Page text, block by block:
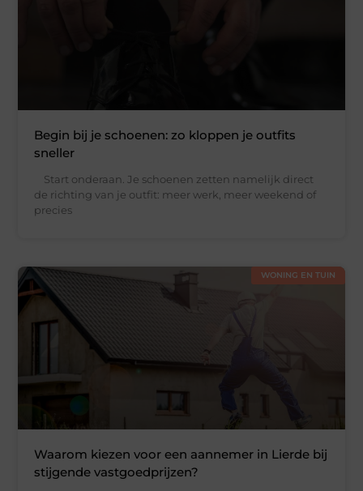
Begin bij je schoenen: zo kloppen je outfits
sneller
Start onderaan. Je schoenen zetten namelijk direct
de richting van je outfit: meer werk, meer weekend of
precies
WONING EN TUIN
Waarom kiezen voor een aannemer in Lierde bij
stijgende vastgoedprijzen?